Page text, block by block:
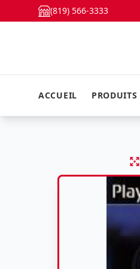
(819) 566-3333
ACCUEIL PRODUITS